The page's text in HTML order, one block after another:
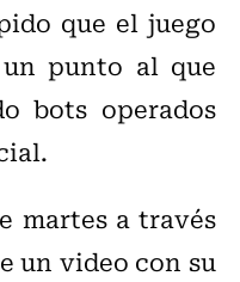
que el juego
punto al que
bots operados
martes a través
un video con su